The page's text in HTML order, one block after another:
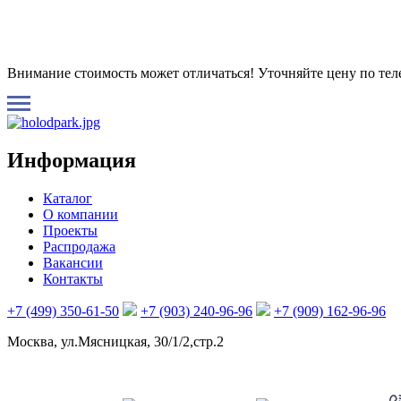
Внимание стоимость может отличаться! Уточняйте цену по
Информация
Каталог
О компании
Проекты
Распродажа
Вакансии
Контакты
+7 (499) 350-61-50 +7 (903) 240-96-96
+7 (909) 162-96-96
Москва, ул.Мясницкая, 30/1/2,стр.2